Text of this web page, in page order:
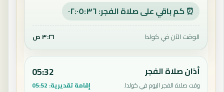
⏰ كم باقي على صلاة الفجر: ٠٢:٠٥:٣٥
الوقت الآن في كولدا ٣:٢٦ ص
أذان صلاة الفجر
وقت صلاة الفجر اليوم في كولدا.
05:32
إقامة تقديرية: 05:52